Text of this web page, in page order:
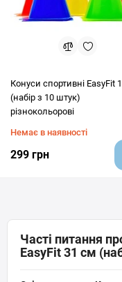
Конуси спортивні EasyFit
(набір з 10 штук)
різнокольорові
Немає в наявності
299 грн
Часті питання
EasyFit 31 см